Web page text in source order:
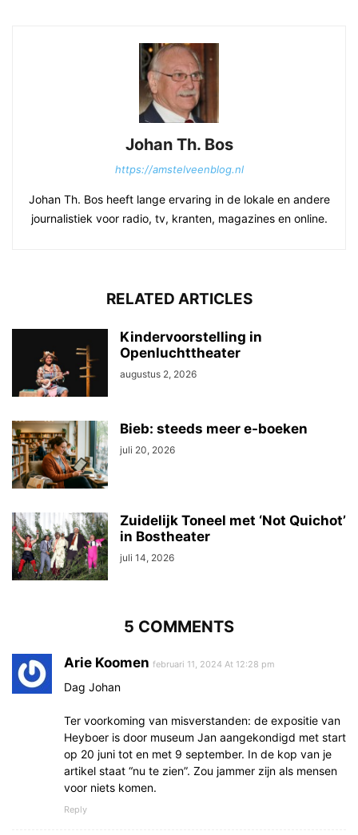
Johan Th. Bos
https://amstelveenblog.nl
Johan Th. Bos heeft lange ervaring in de lokale en andere
journalistiek voor radio, tv, kranten, magazines en online.
RELATED ARTICLES
Kindervoorstelling in
Openluchttheater
augustus 2, 2026
Bieb: steeds meer e-boeken
juli 20, 2026
Zuidelijk Toneel met ‘Not Quichot’
in Bostheater
juli 14, 2026
5 COMMENTS
Arie Koomen februari 11, 2024 At 12:28 pm
Dag Johan
Ter voorkoming van misverstanden: de expositie van
Heyboer is door museum Jan aangekondigd met start
op 20 juni tot en met 9 september. In de kop van je
artikel staat “nu te zien”. Zou jammer zijn als mensen
voor niets komen.
Reply